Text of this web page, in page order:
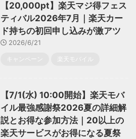
【20,000pt】楽天マジ得フェス
ティバル2026年7月｜楽天カー
ド持ちの初回申し込みが激アツ
2026/6/21
キャンペーン 楽天モバイル
【7/1(水) 10:00開始】楽天モバ
イル最強感謝祭2026夏の詳細解
説とお得な参加方法｜20以上の
楽天サービスがお得になる夏祭